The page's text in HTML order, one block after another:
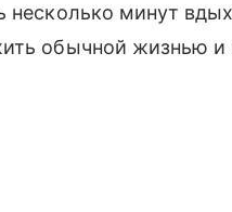
несколько минут
обычной жизнью и